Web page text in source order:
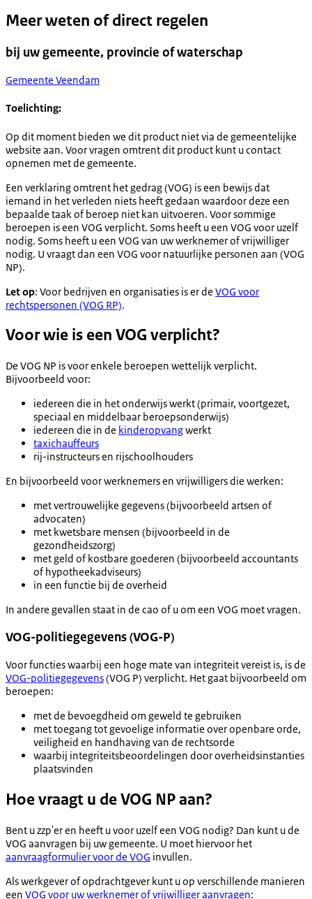
Meer weten of direct regelen
bij uw gemeente, provincie of waterschap
Gemeente Veendam
Toelichting:
Op dit moment bieden we dit product niet via de gemeentelijke
website aan. Voor vragen omtrent dit product kunt u contact
opnemen met de gemeente.
Een verklaring omtrent het gedrag (VOG) is een bewijs dat
iemand in het verleden niets heeft gedaan waardoor deze een
bepaalde taak of beroep niet kan uitvoeren. Voor sommige
beroepen is een VOG verplicht. Soms heeft u een VOG voor uzelf
nodig. Soms heeft u een VOG van uw werknemer of vrijwilliger
nodig. U vraagt dan een VOG voor natuurlijke personen aan (VOG
NP).
Let op: Voor bedrijven en organisaties is er de VOG voor
rechtspersonen (VOG RP).
Voor wie is een VOG verplicht?
De VOG NP is voor enkele beroepen wettelijk verplicht.
Bijvoorbeeld voor:
iedereen die in het onderwijs werkt (primair, voortgezet,
speciaal en middelbaar beroepsonderwijs)
iedereen die in de kinderopvangwerkt
taxichauffeurs
rij-instructeurs en rijschoolhouders
En bijvoorbeeld voor werknemers en vrijwilligers die werken:
met vertrouwelijke gegevens (bijvoorbeeld artsen of
advocaten)
met kwetsbare mensen (bijvoorbeeld in de
gezondheidszorg)
met geld of kostbare goederen (bijvoorbeeld accountants
of hypotheekadviseurs)
in een functie bij de overheid
In andere gevallen staat in de cao of u om een VOG moet vragen.
VOG-politiegegevens (VOG-P)
Voor functies waarbij een hoge mate van integriteit vereist is, is de
VOG-politiegegevens(VOG P) verplicht. Het gaat bijvoorbeeld om
beroepen:
met de bevoegdheid om geweld te gebruiken
met toegang tot gevoelige informatie over openbare orde,
veiligheid en handhaving van de rechtsorde
waarbij integriteitsbeoordelingen door overheidsinstanties
plaatsvinden
Hoe vraagt u de VOG NP aan?
Bent u zzp'er en heeft u voor uzelf een VOG nodig? Dan kunt u de
VOG aanvragen bij uw gemeente. U moet hiervoor het
aanvraagformulier voor de VOG invullen.
Als werkgever of opdrachtgever kunt u op verschillende manieren
een VOG voor uw werknemer of vrijwilliger aanvragen: